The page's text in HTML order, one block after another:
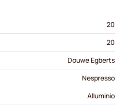
20
20
Douwe Egberts
Nespresso
Alluminio